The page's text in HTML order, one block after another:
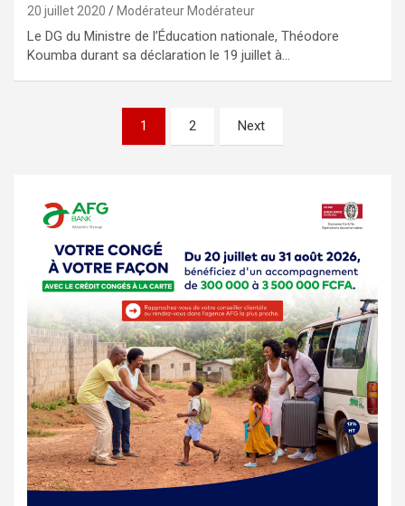
20 juillet 2020 Modérateur Modérateur
Le DG du Ministre de l’Éducation nationale, Théodore
Koumba durant sa déclaration le 19 juillet à…
1 2 Next